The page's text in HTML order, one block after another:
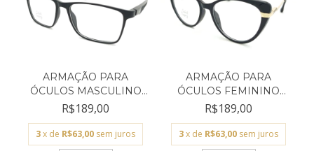
ARMAÇÃO PARA
ÓCULOS MASCULINO
SAINT TROP...
R$189,00
3x de R$63,00 sem juros
ARMAÇÃO PARA
ÓCULOS FEMININO
SAINT TROPE...
R$189,00
3x de R$63,00 sem juros